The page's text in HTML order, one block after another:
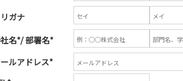
ガナ
名*/ 部署名*
ルアドレス*